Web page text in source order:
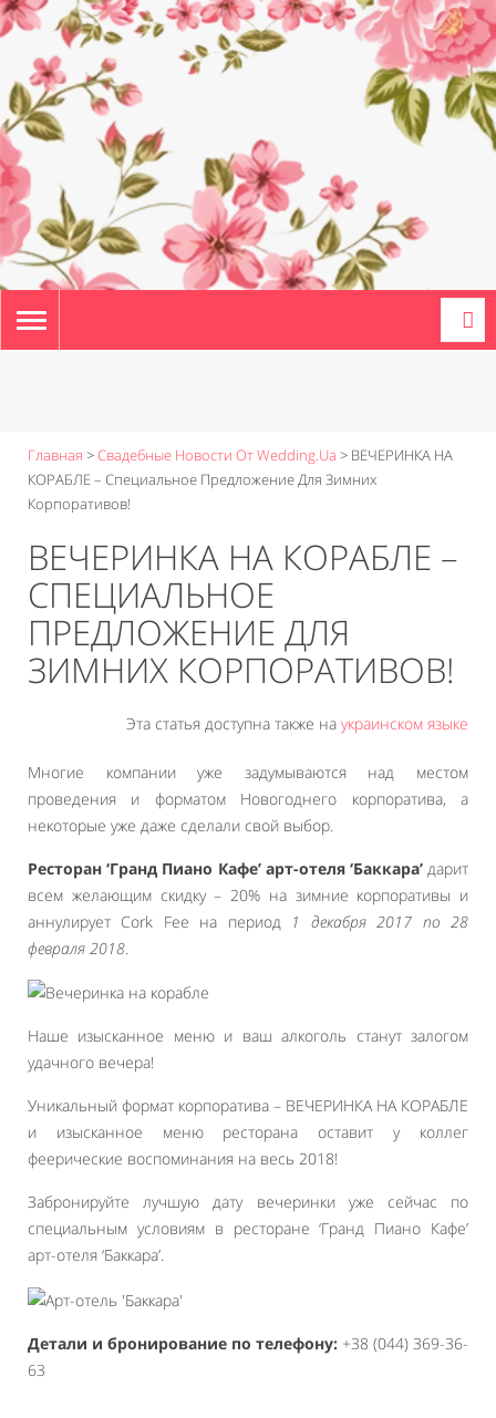
TOGGLE
NAVIGATION
Главная >Свадебные Новости От Wedding.ua > ВЕЧЕРИНКА НА
КОРАБЛЕ – Специальное Предложение Для Зимних
Корпоративов!
ВЕЧЕРИНКА НА КОРАБЛЕ –
СПЕЦИАЛЬНОЕ
ПРЕДЛОЖЕНИЕ ДЛЯ
ЗИМНИХ КОРПОРАТИВОВ!
Эта статья доступна также на украинском языке
Многие компании уже задумываются над местом
проведения и форматом Новогоднего корпоратива, а
некоторые уже даже сделали свой выбор.
Ресторан ‘Гранд Пиано Кафе’ арт-отеля ‘Баккара’дарит
всем желающим скидку – 20% на зимние корпоративы и
аннулирует Cork Fee на период 1 декабря 2017 по 28
февраля 2018.
Наше изысканное меню и ваш алкоголь станут залогом
удачного вечера!
Уникальный формат корпоратива – ВЕЧЕРИНКА НА КОРАБЛЕ
и изысканное меню ресторана оставит у коллег
феерические воспоминания на весь 2018!
Забронируйте лучшую дату вечеринки уже сейчас по
специальным условиям в ресторане ‘Гранд Пиано Кафе’
арт-отеля ‘Баккара’.
Детали и бронирование по телефону: +38 (044) 369-36-
63